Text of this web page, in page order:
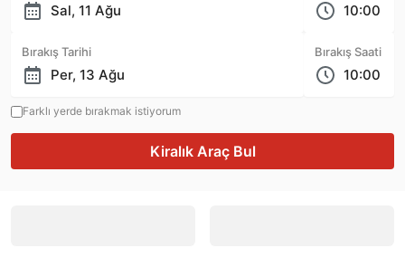
Bırakış Tarihi Bırakış Saati
Farklı yerde bırakmak istiyorum
Kiralık Araç Bul